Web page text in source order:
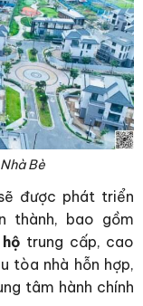
Bè
được phát triển
thành, bao gồm
trung cấp, cao
tòa nhà hỗn hợp,
tâm hành chính